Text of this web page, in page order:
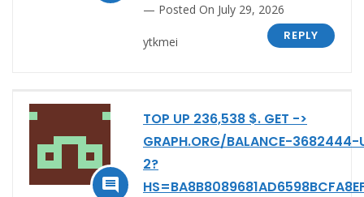
Posted On July 29, 2026
REPLY
ytkmei

TOP UP 236,538 $. GET ->
GRAPH.ORG/BALANCE-
2?